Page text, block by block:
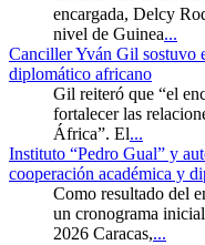
encargada, Delcy
nivel de Guinea...
Canciller Yván Gil sostuvo
diplomático africano
Gil reiteró que “el
fortalecer las
África”. El...
Instituto “Pedro Gual” y
cooperación académica y
Como resultado del
un cronograma
2026 Caracas,...